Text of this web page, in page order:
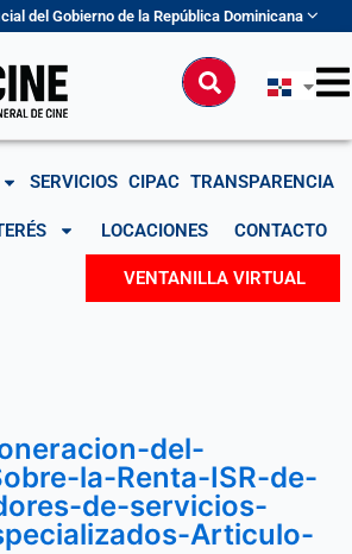
del Gobierno de la República Dominicana
Buscar
SERVICIOS CIPAC TRANSPARENCIA
LOCACIONES CONTACTO
VENTANILLA VIRTUAL
del-
la-Renta-ISR-de-
de-servicios-
Articulo-